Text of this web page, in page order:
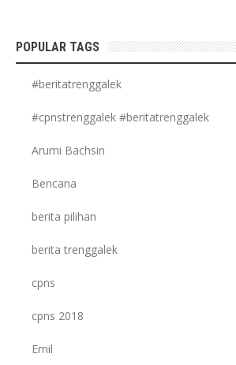
POPULAR TAGS
#beritatrenggalek
#cpnstrenggalek #beritatrenggalek
Arumi Bachsin
Bencana
berita pilihan
berita trenggalek
cpns
cpns 2018
Emil